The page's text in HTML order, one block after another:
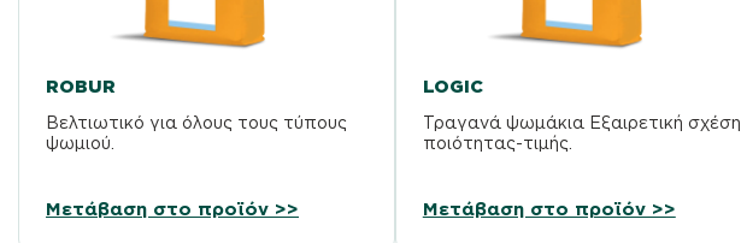
ROBUR
Βελτιωτικό για όλους τους τύπους
ψωμιού.
Μετάβαση στο προϊόν >>
LOGIC
Τραγανά ψωμάκια Εξαιρετική σχέση
ποιότητας-τιμής.
Μετάβαση στο προϊόν >>